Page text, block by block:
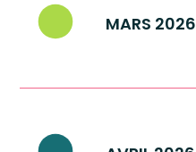
MARS 2026